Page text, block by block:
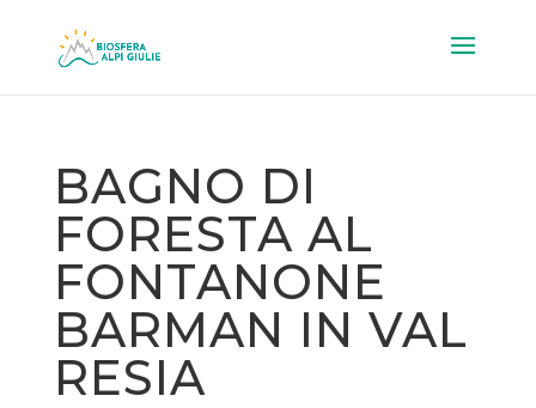
BAGNO DI
FORESTA AL
FONTANONE
BARMAN IN VAL
RESIA